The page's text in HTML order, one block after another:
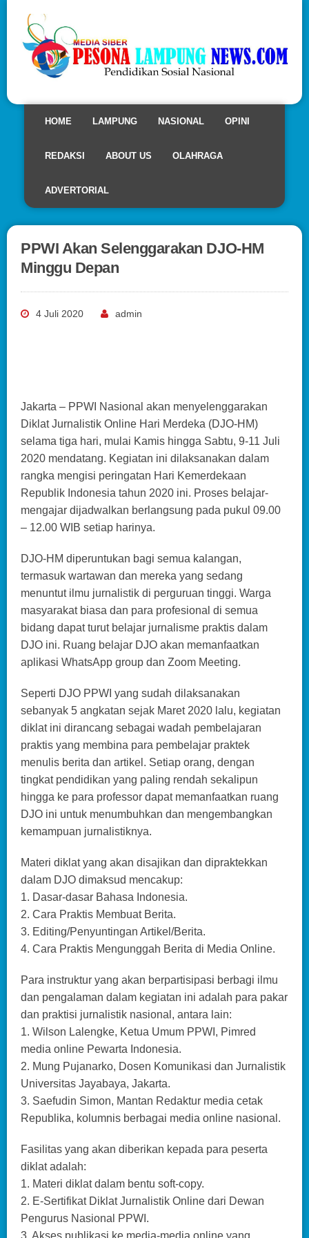
HOME LAMPUNG NASIONAL OPINI
REDAKSI ABOUT US OLAHRAGA
ADVERTORIAL
PPWI Akan Selenggarakan DJO-HM
Minggu Depan
4 Juli 2020 admin
Jakarta – PPWI Nasional akan menyelenggarakan
Diklat Jurnalistik Online Hari Merdeka (DJO-HM)
selama tiga hari, mulai Kamis hingga Sabtu, 9-11 Juli
2020 mendatang. Kegiatan ini dilaksanakan dalam
rangka mengisi peringatan Hari Kemerdekaan
Republik Indonesia tahun 2020 ini. Proses belajar-
mengajar dijadwalkan berlangsung pada pukul 09.00
– 12.00 WIB setiap harinya.
DJO-HM diperuntukan bagi semua kalangan,
termasuk wartawan dan mereka yang sedang
menuntut ilmu jurnalistik di perguruan tinggi. Warga
masyarakat biasa dan para profesional di semua
bidang dapat turut belajar jurnalisme praktis dalam
DJO ini. Ruang belajar DJO akan memanfaatkan
aplikasi WhatsApp group dan Zoom Meeting.
Seperti DJO PPWI yang sudah dilaksanakan
sebanyak 5 angkatan sejak Maret 2020 lalu, kegiatan
diklat ini dirancang sebagai wadah pembelajaran
praktis yang membina para pembelajar praktek
menulis berita dan artikel. Setiap orang, dengan
tingkat pendidikan yang paling rendah sekalipun
hingga ke para professor dapat memanfaatkan ruang
DJO ini untuk menumbuhkan dan mengembangkan
kemampuan jurnalistiknya.
Materi diklat yang akan disajikan dan dipraktekkan
dalam DJO dimaksud mencakup:
1. Dasar-dasar Bahasa Indonesia.
2. Cara Praktis Membuat Berita.
3. Editing/Penyuntingan Artikel/Berita.
4. Cara Praktis Mengunggah Berita di Media Online.
Para instruktur yang akan berpartisipasi berbagi ilmu
dan pengalaman dalam kegiatan ini adalah para pakar
dan praktisi jurnalistik nasional, antara lain:
1. Wilson Lalengke, Ketua Umum PPWI, Pimred
media online Pewarta Indonesia.
2. Mung Pujanarko, Dosen Komunikasi dan Jurnalistik
Universitas Jayabaya, Jakarta.
3. Saefudin Simon, Mantan Redaktur media cetak
Republika, kolumnis berbagai media online nasional.
Fasilitas yang akan diberikan kepada para peserta
diklat adalah:
1. Materi diklat dalam bentu soft-copy.
2. E-Sertifikat Diklat Jurnalistik Online dari Dewan
Pengurus Nasional PPWI.
3. Akses publikasi ke media-media online yang